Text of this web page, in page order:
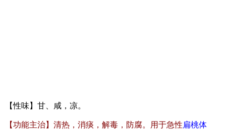
【性味】甘、咸，凉。
【功能主治】清热，消痰，解毒，防腐。用于急性扁桃体